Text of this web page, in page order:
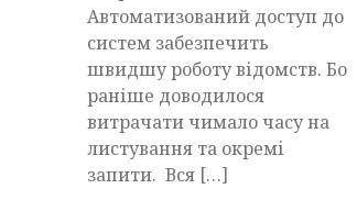
Автоматизований доступ до
систем забезпечить
швидшу роботу відомств. Бо
раніше доводилося
витрачати чимало часу на
листування та окремі
запити. Вся […]